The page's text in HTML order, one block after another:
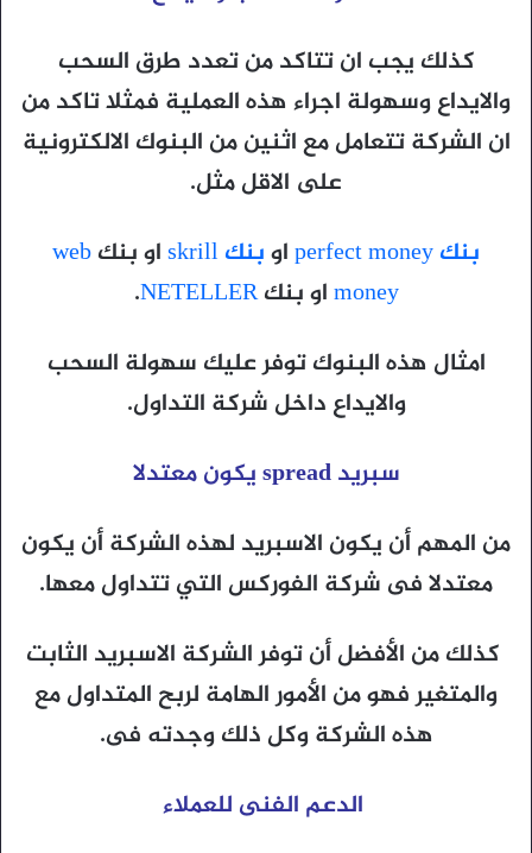
كذلك يجب ان تتاكد من تعدد طرق السحب
والايداع وسهولة اجراء هذه العملية فمثلا تاكد من
ان الشركة تتعامل مع اثنين من البنوك الالكترونية
على الاقل مثل.
بنك perfect money
اوبنك skrill او بنكweb
moneyاو بنكNETELLER
.
امثال هذه البنوك توفر عليك سهولة السحب
والايداع داخل شركة التداول.
سبريد spread يكون معتدلا
من المهم أن يكون الاسبريد لهذه الشركة أن يكون
معتدلا فى شركة الفوركس التي تتداول معها.
كذلك من الأفضل أن توفر الشركة الاسبريد الثابت
والمتغير فهو من الأمور الهامة لربح المتداول مع
هذه الشركة وكل ذلك وجدته فى.
الدعم الفنى للعملاء